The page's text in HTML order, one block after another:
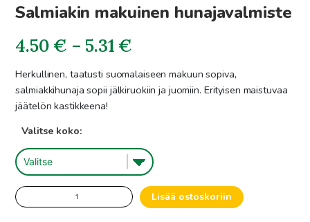
Salmiakin makuinen hunajavalmiste
4.50€ – 5.31€Hintaluokka:
4.50€
-
Herkullinen, taatusti suomalaiseen makuun sopiva,
salmiakkihunaja sopii jälkiruokiin ja juomiin. Erityisen maistuvaa
jäätelön kastikkeena!
Valitse koko:
Salmiakin
makuinen
Lisää ostoskoriin